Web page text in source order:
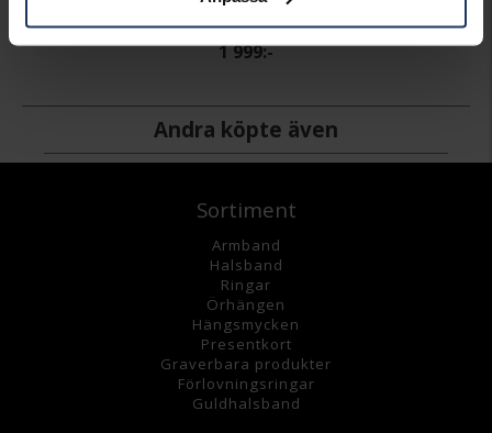
1 999:-
Andra köpte även
Sortiment
Armband
Halsband
Ringar
Örhängen
Hängsmycken
Presentkort
Graverbara produkter
Förlovningsringar
Guldhalsband